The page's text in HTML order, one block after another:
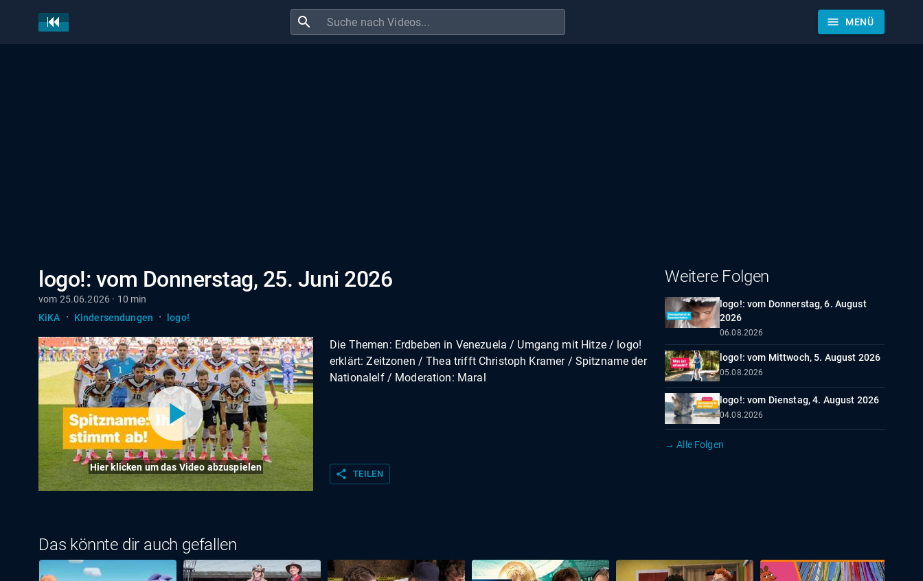
search menu MENÜ
logo!: vom Donnerstag, 25. Juni 2026
vom 25.06.2026 · 10 min
KiKA
· Kindersendungen · logo!
Hier klicken um das Video abzuspielen
Die Themen: Erdbeben in Venezuela / Umgang mit Hitze / logo!
erklärt: Zeitzonen / Thea trifft Christoph Kramer / Spitzname der
Nationalelf / Moderation: Maral
share TEILEN
Weitere Folgen
logo!: vom Donnerstag, 6. August
2026
06.08.2026
logo!: vom Mittwoch, 5. August 2026
05.08.2026
logo!: vom Dienstag, 4. August 2026
04.08.2026
→ Alle Folgen
Das könnte dir auch gefallen